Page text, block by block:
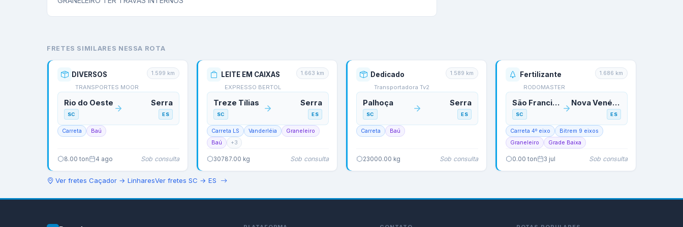
FRETES SIMILARES NESSA ROTA
DIVERSOS
TRANSPORTES MOOR
1.599 km
Rio do Oeste
SC
Serra
ES
Carreta Baú
8.00 ton 4 ago Sob consulta
LEITE EM CAIXAS
EXPRESSO BERTOL
1.663 km
Treze Tílias
SC
Serra
ES
Carreta LS Vanderléia
Graneleiro
Baú
+3
30787.00 kg Sob consulta
Dedicado
Transportadora Tv2
1.589 km
Palhoça
SC
Serra
ES
Carreta Baú
23000.00 kg Sob consulta
Fertilizante
RODOMASTER
1.686 km
São Francisco do Sul
SC
Nova Venécia
ES
Carreta 4º eixo
Bitrem 9 eixos
Graneleiro
Grade Baixa
0.00 ton 3 jul Sob consulta
Ver fretes Caçador → LinharesVer fretes SC → ES